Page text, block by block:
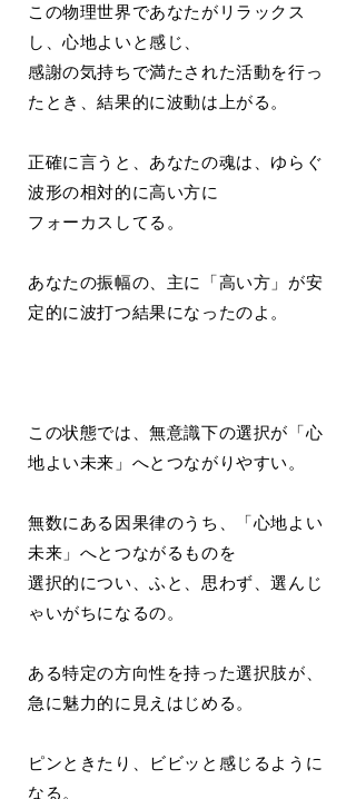
この物理世界であなたがリラックス
し、心地よいと感じ、
感謝の気持ちで満たされた活動を行っ
たとき、結果的に波動は上がる。
正確に言うと、あなたの魂は、ゆらぐ
波形の相対的に高い方に
フォーカスしてる。
あなたの振幅の、主に「高い方」が安
定的に波打つ結果になったのよ。
この状態では、無意識下の選択が「心
地よい未来」へとつながりやすい。
無数にある因果律のうち、「心地よい
未来」へとつながるものを
選択的につい、ふと、思わず、選んじ
ゃいがちになるの。
ある特定の方向性を持った選択肢が、
急に魅力的に見えはじめる。
ピンときたり、ビビッと感じるように
なる。